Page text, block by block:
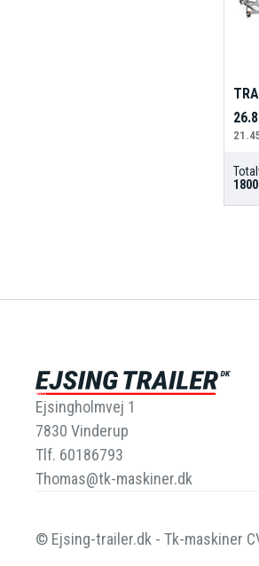
1800
Ejsingholmvej 1
7830 Vinderup
Tlf. 60186793
Thomas@tk-maskiner.dk
© Ejsing-trailer.dk - Tk-maskiner